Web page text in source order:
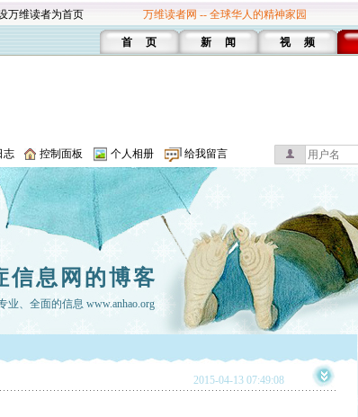
万维读者为首页 万维读者网 -- 全球华人的精神家园
首 页 新 闻 视 频
志 控制面板 个人相册 给我留言
信息网的博客
业、全面的信息 www.anhao.org
2015-04-13 07:49:08